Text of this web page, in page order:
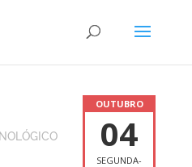
OUTUBRO
04
SEGUNDA-